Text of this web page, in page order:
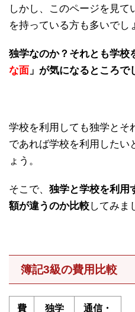
しかし、このページを見て
を持っている方も多いでし
独学なのか？それとも学校
な面 」が気になるところで
学校を利用しても独学とそ
であれば学校を利用したい
ょう。
そこで、 独学と学校を利用
額が違うのか比較してみま
簿記3級の費用比較
費 独学 通信・